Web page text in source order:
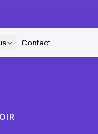
Contact